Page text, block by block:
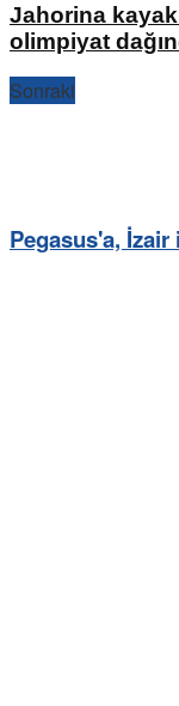
Jahorina
olimpiyat
Sonraki
Pegasus'a, İzair